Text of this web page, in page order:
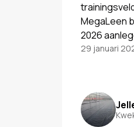
MegaLeen
2026
29 januari